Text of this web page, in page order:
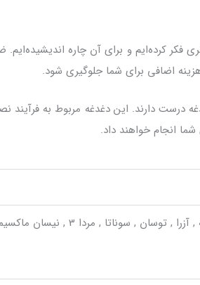
فکر کرده‌ایم و برای آن چاره
اضافی برای شما جلوگیری شود.
درست دارند. این دغدغه مربوط به
شما انجام خواهند داد.